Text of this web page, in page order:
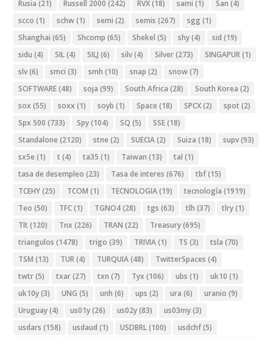
Rusia (21) Russell 2000 (242) RVX(18) sami (1) San (4)
scco (1) schw(1) semi (2) semis (267) sgg (1)
Shanghai (65) Shcomp (65) Shekel (5) shy(4) sid (19)
sidu (4) SIL(4) SILJ (6) silv(4) Silver(273) SINGAPUR(1)
slv(6) smci (3) smh (10) snap (2) snow(7)
SOFTWARE(48) soja (99) South Africa (28) South Korea (2)
sox (55) soxx (1) soyb (1) Space (18) SPCX(2) spot (2)
Spx 500 (733) Spy(104) SQ (5) SSE(18)
Standalone (2120) stne (2) SUECIA(2) Suiza (18) supv(93)
sx5e (1) t (4) ta35 (1) Taiwan (13) tal (1)
tasa de desempleo (23) Tasa de interes (676) tbf(15)
TCEHY(25) TCOM (1) TECNOLOGIA(19) tecnología (1919)
Teo (50) TFC(1) TGNO4(28) tgs (63) tlh (37) tlry(1)
Tlt (120) Tnx (226) TRAN (22) Treasury(695)
triangulos (1478) trigo (39) TRIVIA(1) TS (3) tsla (70)
TSM (13) TUR(4) TURQUIA(48) TwitterSpaces (4)
twtr(5) txar(27) txn (7) Tyx (106) ubs (1) uk10 (1)
uk10y(3) UNG (5) unh (6) ups (2) ura (6) uranio (9)
Uruguay(4) us01y(26) us02y(83) us03my(3)
usdars (158) usdaud (1) USDBRL(100) usdchf(5)